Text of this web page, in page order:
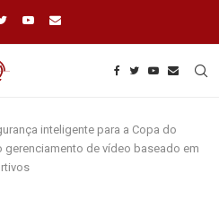
inteligente para a Copa do
gerenciamento de vídeo baseado em